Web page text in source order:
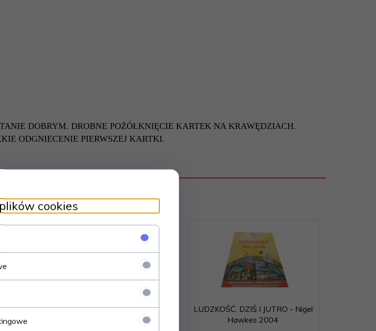
DOBRYM. DROBNE POŻÓŁKNIĘCIE KARTEK NA KRAWĘDZIACH.
ODGNIECENIE PIERWSZEJ KARTKI.
Polecamy
(2012)
SZYBCIEJ NIŻ MYŚL - N. Kobriński
LUDZKOŚĆ. DZIŚ I JUTRO - Nigel
Hawkes 2004
cookies